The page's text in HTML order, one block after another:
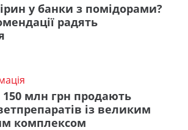
у банки з помідорами?
радять
150 млн грн продають
із великим
комплексом